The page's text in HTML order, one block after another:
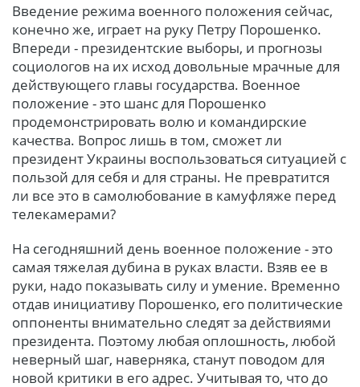
Введение режима военного положения сейчас,
конечно же, играет на руку Петру Порошенко.
Впереди - президентские выборы, и прогнозы
социологов на их исход довольные мрачные для
действующего главы государства. Военное
положение - это шанс для Порошенко
продемонстрировать волю и командирские
качества. Вопрос лишь в том, сможет ли
президент Украины воспользоваться ситуацией с
пользой для себя и для страны. Не превратится
ли все это в самолюбование в камуфляже перед
телекамерами?
На сегодняшний день военное положение - это
самая тяжелая дубина в руках власти. Взяв ее в
руки, надо показывать силу и умение. Временно
отдав инициативу Порошенко, его политические
оппоненты внимательно следят за действиями
президента. Поэтому любая оплошность, любой
неверный шаг, наверняка, станут поводом для
новой критики в его адрес. Учитывая то, что до